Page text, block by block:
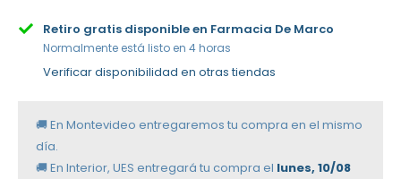
Retiro gratis disponible en Farmacia De Marco
Normalmente está listo en 4 horas
Verificar disponibilidad en otras tiendas
🚚 En Montevideo entregaremos tu compra en el mismo
día.
🚚 En Interior, UES entregará tu compra el lunes, 10/08